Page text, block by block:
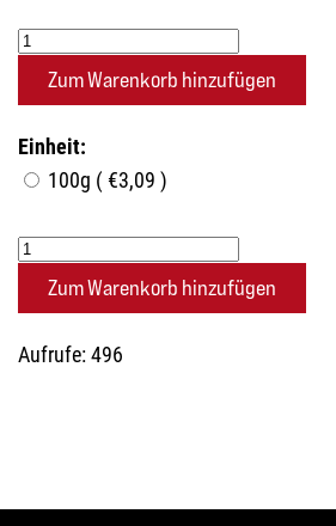
Einheit:
100g ( €3,09 )
Aufrufe: 496